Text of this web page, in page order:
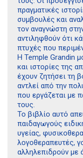
πραγματικές
συμβουλές και
τον αναγνώστη
αντιληφθούν ότι
πτυχές που
Η Temple Grandin
και ιστορίες της
έχουν ζητήσει τη
αντλεί από την
που εργάζεται με
τους.
Το βιβλίο αυτό
παιδαγωγούς
υγείας,
λογοθεραπευτές,
αλληλεπιδρούν με